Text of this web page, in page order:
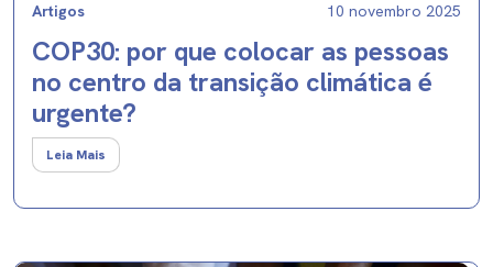
Artigos 10 novembro 2025
COP30: por que colocar as pessoas
no centro da transição climática é
urgente?
Leia Mais